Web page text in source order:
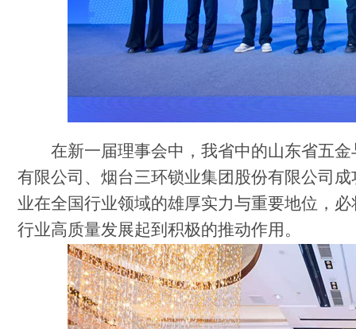
在新一届理事会中，我省中的山东省五
有限公司、烟台三环锁业集团股份有限公司
业在全国行业领域的雄厚实力与重要地位， 必
行业高质量发展起到积极的推动作用 。